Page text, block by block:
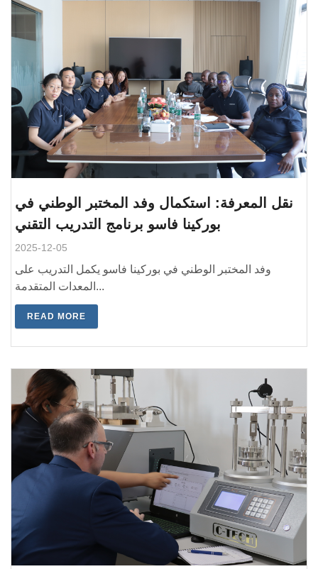
نقل المعرفة: استكمال وفد المختبر الوطني في
بوركينا فاسو برنامج التدريب التقني
2025-12-05
وفد المختبر الوطني في بوركينا فاسو يكمل التدريب على
المعدات المتقدمة...
READ MORE